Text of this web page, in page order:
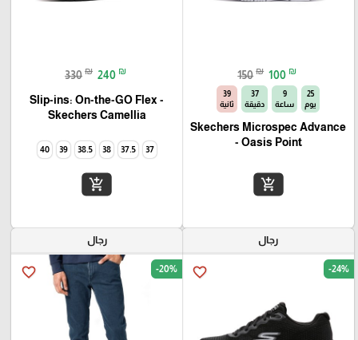
150 ₪ 100 ₪
25
يوم
9
ساعة
37
دقيقة
38
ثانية
Skechers Microspec Advance
- Oasis Point
add_shopping_cart
330 ₪ 240 ₪
Slip-ins: On-the-GO Flex -
Camellia‏ Skechers
37
37.5
38
38.5
39
40
add_shopping_cart
رجال
favorite_border -24%
رجال
favorite_border -20%